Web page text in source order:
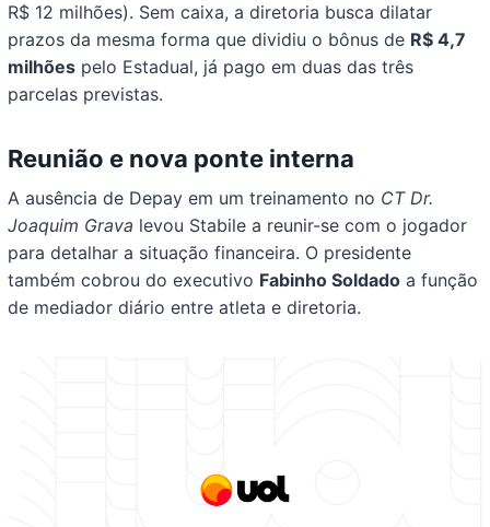
R$ 12 milhões). Sem caixa, a diretoria busca dilatar
prazos da mesma forma que dividiu o bônus de R$ 4,7
milhões pelo Estadual, já pago em duas das três
parcelas previstas.
Reunião e nova ponte interna
A ausência de Depay em um treinamento no CT Dr.
Joaquim Grava levou Stabile a reunir-se com o jogador
para detalhar a situação financeira. O presidente
também cobrou do executivo Fabinho Soldado a função
de mediador diário entre atleta e diretoria.